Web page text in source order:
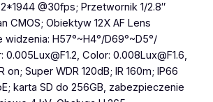
@30fps; Przetwornik 1/2.8″
CMOS; Obiektyw 12X AF Lens
widzenia: H57°~H4°/D69°~D5°/
0.005Lux@F1.2, Color: 0.008Lux@F1.6,
on; Super WDR 120dB; IR 160m; IP66
karta SD do 256GB, zabezpieczenie